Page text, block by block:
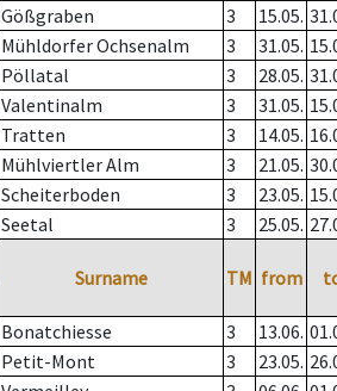
Gößgraben 3 15.05.
Mühldorfer Ochsenalm 3 31.05.
Pöllatal 3 28.05.
Valentinalm 3 31.05.
Tratten 3 14.05.
Mühlviertler Alm 3 21.05.
Scheiterboden 3 23.05.
Seetal 3 25.05.
Surname TM from
Bonatchiesse 3 13.06.
Petit-Mont 3 23.05.